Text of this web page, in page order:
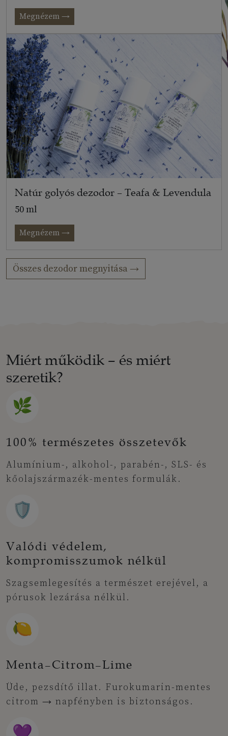
Megnézem →
Natúr golyós dezodor – Teafa & Levendula
50 ml
Megnézem →
Összes dezodor megnyitása →
Miért működik – és miért
szeretik?
🌿
100% természetes összetevők
Alumínium-, alkohol-, parabén-, SLS- és
kőolajszármazék-mentes formulák.
🛡️
Valódi védelem,
kompromisszumok nélkül
Szagsemlegesítés a természet erejével, a
pórusok lezárása nélkül.
🍋
Menta–Citrom–Lime
Üde, pezsdítő illat. Furokumarin-mentes
citrom → napfényben is biztonságos.